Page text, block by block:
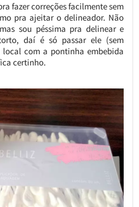
fazer correções facilmente sem
pra ajeitar o delineador. Não
sou péssima pra delinear e
daí é só passar ele (sem
local com a pontinha embebida
certinho.